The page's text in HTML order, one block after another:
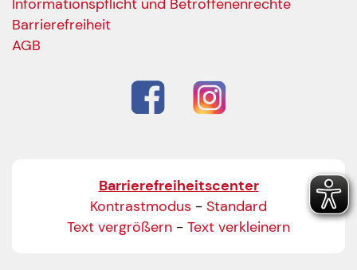
Informationspflicht und Betroffenenrechte
Barrierefreiheit
AGB
Barrierefreiheitscenter
Kontrastmodus - Standard
Text vergrößern - Text verkleinern